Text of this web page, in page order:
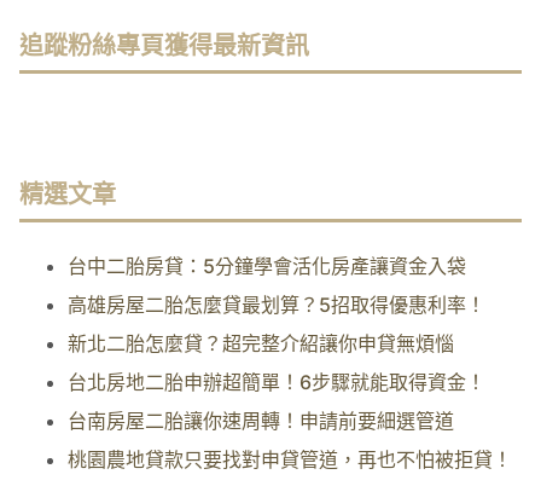
追蹤粉絲專頁獲得最新資訊
精選文章
台中二胎房貸：5分鐘學會活化房產讓資金入袋
高雄房屋二胎怎麼貸最划算？5招取得優惠利率！
新北二胎怎麼貸？超完整介紹讓你申貸無煩惱
台北房地二胎申辦超簡單！6步驟就能取得資金！
台南房屋二胎讓你速周轉！申請前要細選管道
桃園農地貸款只要找對申貸管道，再也不怕被拒貸！